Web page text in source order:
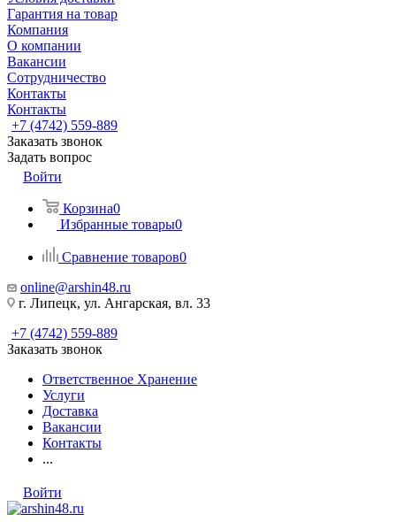
Гарантия на товар
Компания
О компании
Вакансии
Сотрудничество
Контакты
Контакты
+7 (4742) 559-889
Заказать звонок
Задать вопрос
Войти
Корзина0
Избранные товары0
Сравнение товаров0
online@arshin48.ru
г. Липецк, ул. Ангарская, вл. 33
+7 (4742) 559-889
Заказать звонок
Ответственное Хранение
Услуги
Доставка
Вакансии
Контакты
...
Войти